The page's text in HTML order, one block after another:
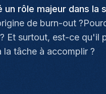
rôle majeur dans la
de burn-out
Et surtout, est-ce
la tâche à accomplir ?